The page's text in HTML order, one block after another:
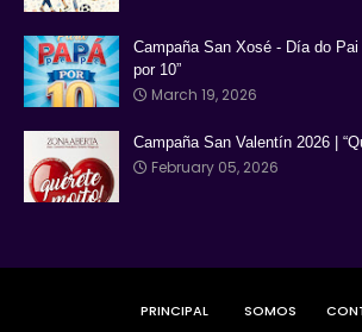
Campaña San Xosé - Día do Pai
por 10”
March 19, 2026
Campaña San Valentín 2026 |
February 05, 2026
PRINCIPAL SOMOS